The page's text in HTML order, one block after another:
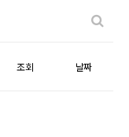
조회 날짜